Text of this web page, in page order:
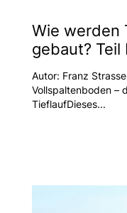
Wie werden
gebaut? Teil
Autor: Franz
Vollspaltenboden –
TieflaufDieses...